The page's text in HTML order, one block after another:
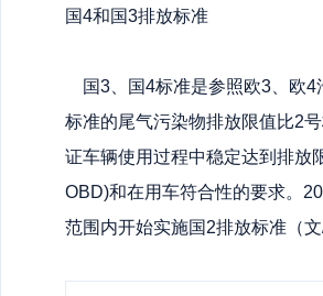
国4和国3排放标准
国3、国4标准是参照欧3、欧4
标准的尾气污染物排放限值比2
证车辆使用过程中稳定达到排放
OBD)和在用车符合性的要求。
范围内开始实施国2排放标准（文